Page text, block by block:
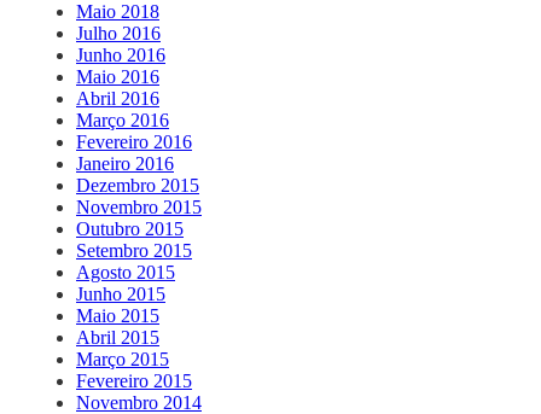
Maio 2018
Julho 2016
Junho 2016
Maio 2016
Abril 2016
Março 2016
Fevereiro 2016
Janeiro 2016
Dezembro 2015
Novembro 2015
Outubro 2015
Setembro 2015
Agosto 2015
Junho 2015
Maio 2015
Abril 2015
Março 2015
Fevereiro 2015
Novembro 2014